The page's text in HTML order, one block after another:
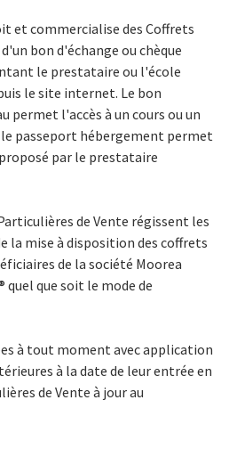
et commercialise des Coffrets
bon d'échange ou chèque
le prestataire ou l'école
le site internet. Le bon
permet l'accès à un cours ou un
passeport hébergement permet
par le prestataire
de Vente régissent les
la mise à disposition des coffrets
de la société Moorea
que soit le mode de
à tout moment avec application
à la date de leur entrée en
de Vente à jour au